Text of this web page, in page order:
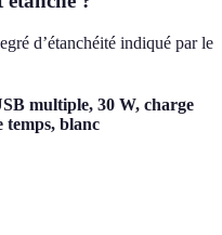
d’étanchéité indiqué par le
multiple, 30 W, charge
temps, blanc